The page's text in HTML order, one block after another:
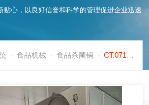
贴心，以良好信誉和科学的管理促进企业迅速
- 食品机械 - 食品杀菌锅 - CT.0712全自动食品加工设备不锈钢鸭蛋旋转式杀菌锅